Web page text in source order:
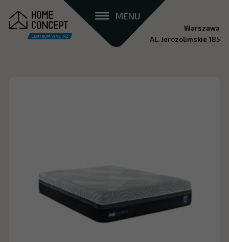
MENU
Warszawa
AL. Jerozolimskie 185